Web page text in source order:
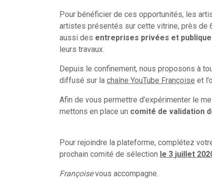
Pour bénéficier de ces opportunités, les
artistes présentés sur cette vitrine, près de
aussi des entreprises privées et
leurs travaux.
Depuis le confinement, nous proposons à
diffusé sur la chaîne YouTube Françoise et
Afin de vous permettre d’expérimenter le
mettons en place un comité de validation
Pour rejoindre la plateforme, complétez
prochain comité de sélection le 3 juillet
Françoisevous accompagne.